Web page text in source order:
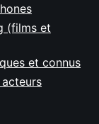
(films et
et connus